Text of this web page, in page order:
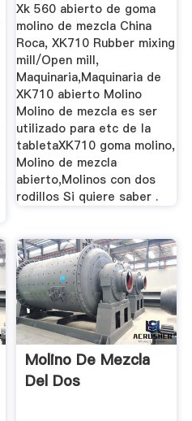
Xk 560 abierto de goma
molino de mezcla China
Roca, XK710 Rubber mixing
mill/Open mill,
Maquinaria,Maquinaria de
XK710 abierto Molino
Molino de mezcla es ser
utilizado para etc de la
tabletaXK710 goma molino,
Molino de mezcla
abierto,Molinos con dos
rodillos Si quiere saber .
Molino De Mezcla
Del Dos